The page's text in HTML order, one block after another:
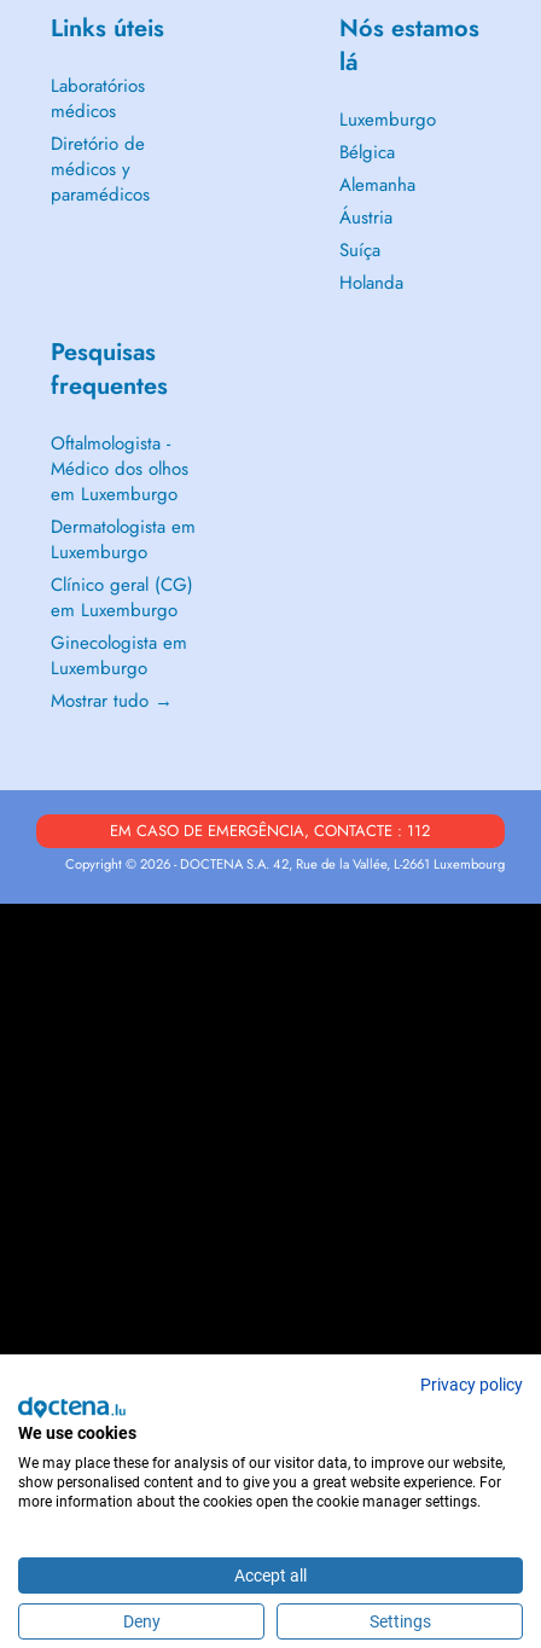
É este profissional de saúde?
Links úteis
Laboratórios
médicos
Diretório de
médicos y
paramédicos
Nós estamos
lá
Luxemburgo
Bélgica
Alemanha
Áustria
Suíça
Holanda
Pesquisas
frequentes
Oftalmologista -
Médico dos olhos
em Luxemburgo
Dermatologista em
Luxemburgo
Clínico geral (CG)
em Luxemburgo
Ginecologista em
Luxemburgo
Mostrar tudo →
EM CASO DE EMERGÊNCIA, CONTACTE : 112
Copyright © 2026 - DOCTENA S.A. 42, Rue de la Vallée, L-2661 Luxembourg
Privacy policy
We use cookies
We may place these for analysis of our visitor data, to improve our website,
show personalised content and to give you a great website experience. For
more information about the cookies open the cookie manager settings.
Accept all
Deny Settings